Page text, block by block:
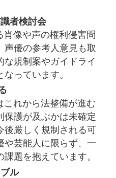
者検討会
像や声の権利侵害問
声優の参考人意見も取
な規制案やガイドライ
っています。
これから法整備が進む
保護が及ぶかは未確定
後厳しく規制される可
や芸能人に限らず、一
題を抱えています。
ル